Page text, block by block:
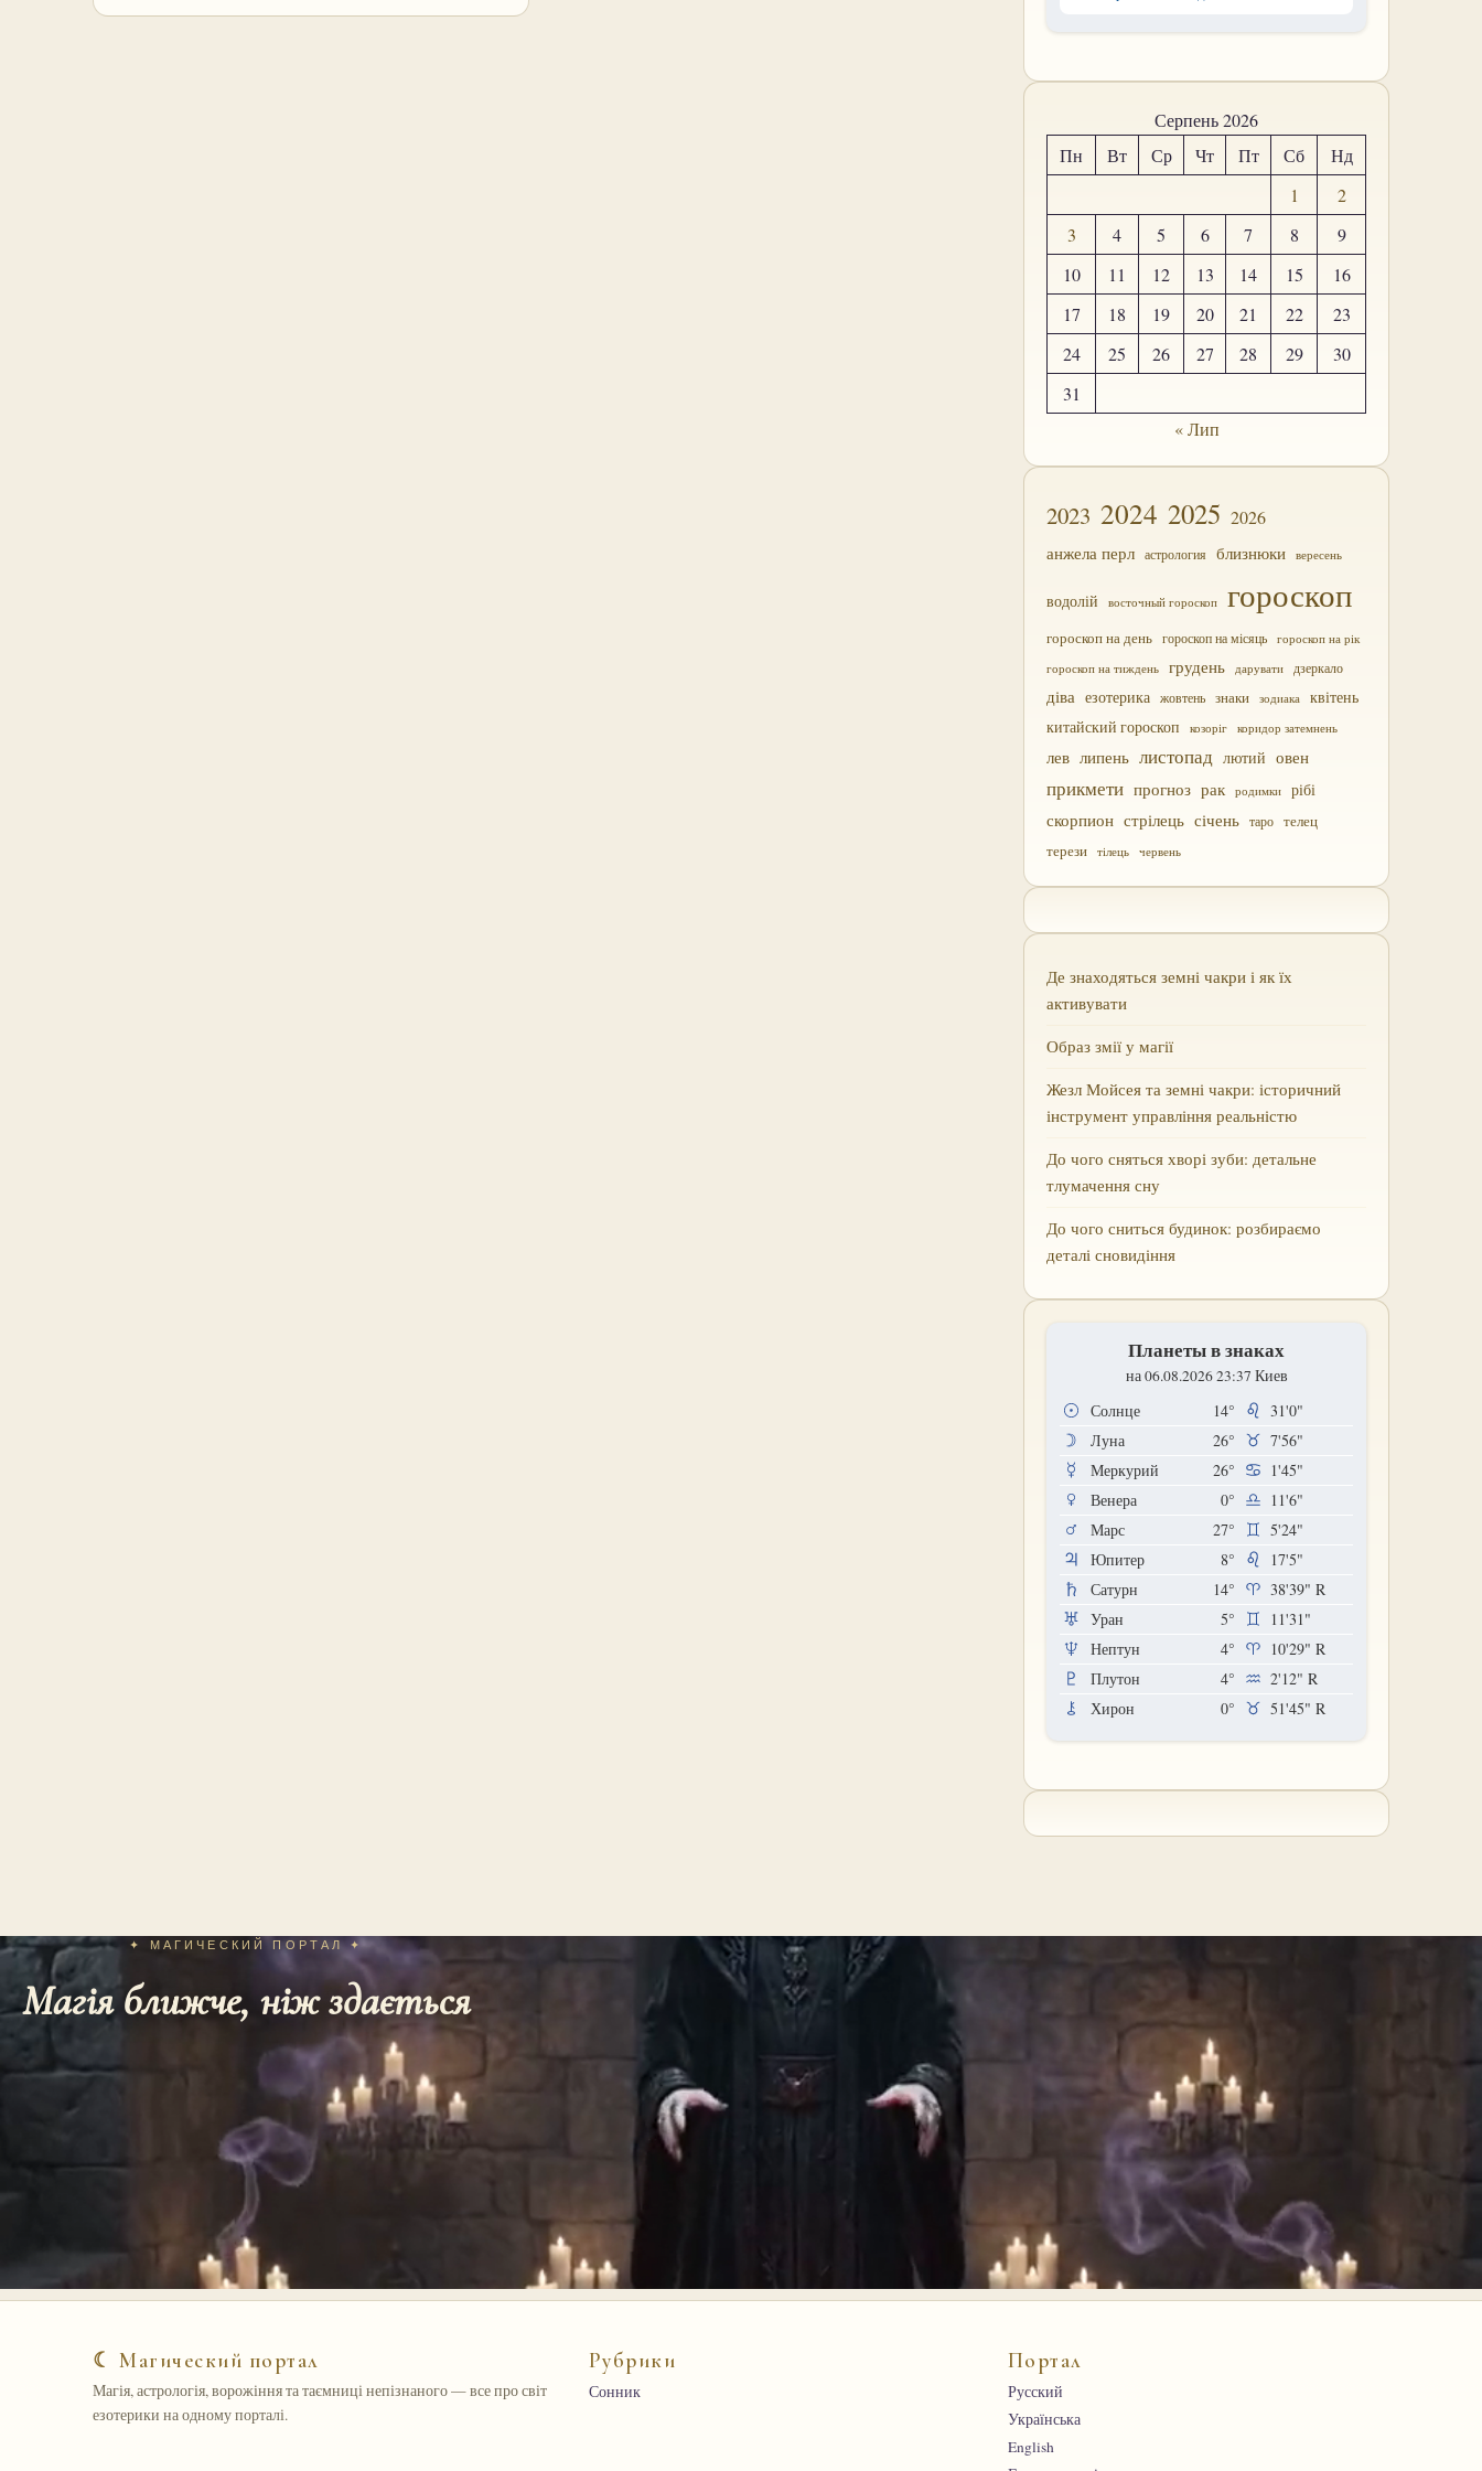
Серпень 2026
Пн
Вт Ср Чт Пт Сб
Нд
1
2
3
4 5 6 7 8
9
10
11 12 13 14 15
16
17
18 19 20 21 22
23
24
25 26 27 28 29
30
31
« Лип
2023 2024 2025 2026
анжела перл астрология близнюки вересень
водолій восточный гороскоп гороскоп
гороскоп на день гороскоп на місяць
гороскоп на рік
гороскоп на тиждень
грудень дарувати дзеркало
діва езотерика жовтень знаки зодиака
квітень
китайский гороскоп
козоріг коридор затемнень
лев липень листопад лютий овен
прикмети прогноз рак родимки рібі
скорпион стрілець січень таро телец
терези тілець червень
Де знаходяться земні чакри і як їх
активувати
Образ змії у магії
Жезл Мойсея та земні чакри: історичний
інструмент управління реальністю
До чого сняться хворі зуби: детальне
тлумачення сну
До чого сниться будинок: розбираємо
деталі сновидіння
Планеты в знаках
на 06.08.2026 23:37 Киев
Солнце 14°
31'0"
Луна
26°
7'56"
Меркурий
26°
1'45"
Венера
0°
11'6"
Марс
27°
5'24"
Юпитер
8°
17'5"
Сатурн
14° 38'39" R
Уран
5°
11'31"
Нептун
4° 10'29" R
Плутон
4° 2'12" R
Хирон
0° 51'45" R
✦ МАГИЧЕСКИЙ ПОРТАЛ ✦
Магія ближче, ніж здається
☾ Магический портал
Магія, астрологія, ворожіння та таємниці непізнаного — все про світ
езотерики на одному порталі.
Рубрики
Сонник
Портал
Русский
Українська
English